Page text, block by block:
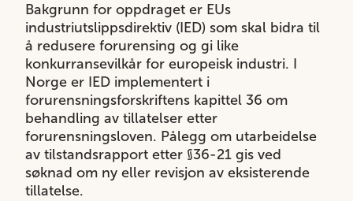
Bakgrunn for oppdraget er EUs
industriutslippsdirektiv (IED) som skal bidra til
å redusere forurensing og gi like
konkurransevilkår for europeisk industri. I
Norge er IED implementert i
forurensningsforskriftens kapittel 36 om
behandling av tillatelser etter
forurensningsloven. Pålegg om utarbeidelse
av tilstandsrapport etter §36-21 gis ved
søknad om ny eller revisjon av eksisterende
tillatelse.